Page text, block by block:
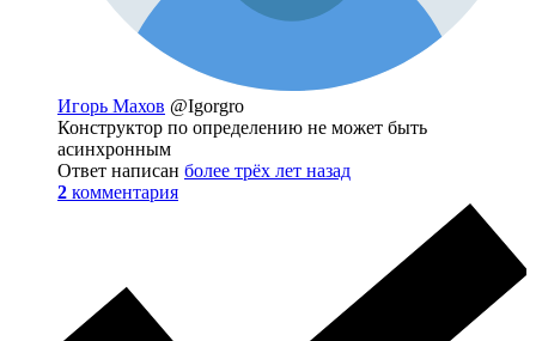
Игорь Махов @Igorgro
Конструктор по определению не может быть
асинхронным
Ответ написан более трёх лет назад
2 комментария